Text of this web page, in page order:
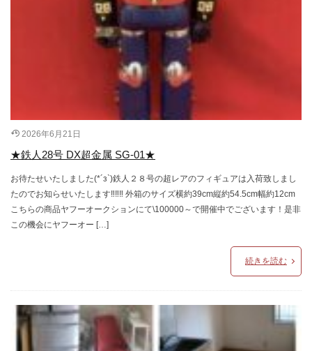
2026年6月21日
★鉄人28号 DX超金属 SG-01★
お待たせいたしました(*´з`)鉄人２８号の超レアのフィギュアは入荷致しまし
たのでお知らせいたします‼‼‼ 外箱のサイズ横約39cm縦約54.5cm幅約12cm
こちらの商品ヤフーオークションにて\100000～で開催中でございます！是非
この機会にヤフーオー […]
続きを読む